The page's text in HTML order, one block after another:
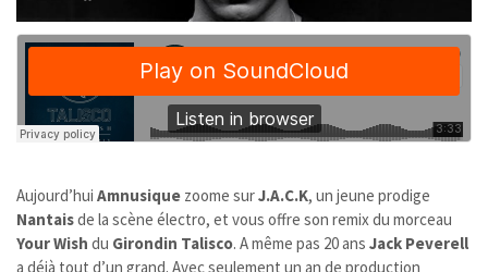
Aujourd’hui Amnusique zoome surJ.A.C.K, un jeune prodige
Nantaisde la scène électro, et vous offre son remix du morceau
Your Wish du Girondin Talisco. A même pas 20 ans Jack Peverell
a déjà tout d’un grand. Avec seulement un an de production